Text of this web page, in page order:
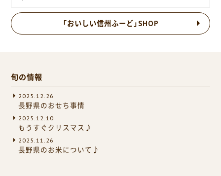
「おいしい信州ふーど」SHOP
旬の情報
2025.12.26
長野県のおせち事情
2025.12.10
もうすぐクリスマス♪
2025.11.26
長野県のお米について♪